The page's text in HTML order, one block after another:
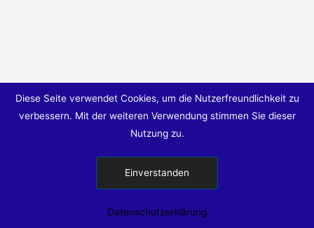
Diese Seite verwendet Cookies, um die Nutzerfreundlichkeit zu
verbessern. Mit der weiteren Verwendung stimmen Sie dieser
Nutzung zu.
Einverstanden
Datenschutzerklärung